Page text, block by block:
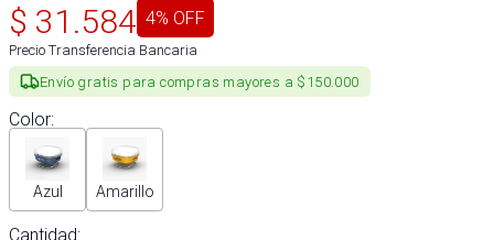
$ 31.584 4% OFF
Precio Transferencia Bancaria
Envío gratis para compras mayores a $150.000
Color:
Azul Amarillo
Cantidad: